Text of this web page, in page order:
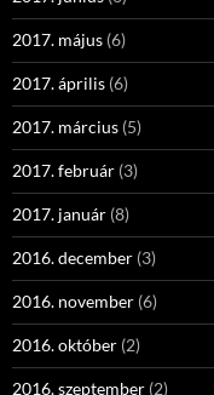
2017. május (6)
2017. április (6)
2017. március (5)
2017. február (3)
2017. január (8)
2016. december (3)
2016. november (6)
2016. október (2)
2016. szeptember (2)